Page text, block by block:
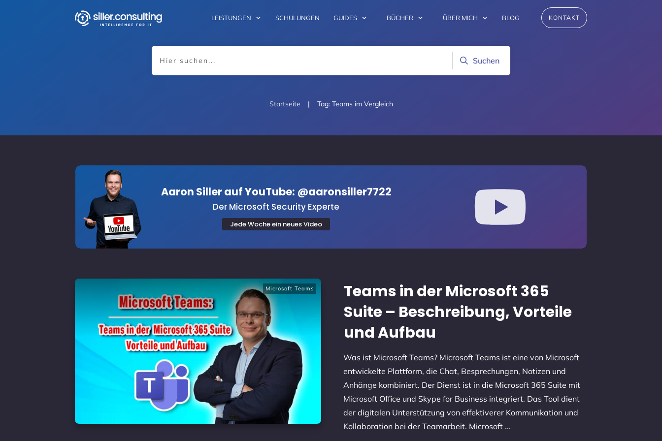
LEISTUNGEN SCHULUNGEN GUIDES BÜCHER ÜBER MICH BLOG KONTAKT
Suchen
Startseite | Tag: Teams im Vergleich
Aaron Siller auf YouTube: @aaronsiller7722
Der Microsoft Security Experte
Jede Woche ein neues Video
Microsoft Teams
Teams in der Microsoft 365
Suite – Beschreibung, Vorteile
und Aufbau
Was ist Microsoft Teams? Microsoft Teams ist eine von Microsoft
entwickelte Plattform, die Chat, Besprechungen, Notizen und
Anhänge kombiniert. Der Dienst ist in die Microsoft 365 Suite mit
Microsoft Office und Skype for Business integriert. Das Tool dient
der digitalen Unterstützung von effektiverer Kommunikation und
Kollaboration bei der Teamarbeit. Microsoft ...